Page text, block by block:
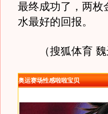
最终成功了，两枚
水最好的回报。
（搜狐体育 魏
奥运赛场性感啦啦宝贝